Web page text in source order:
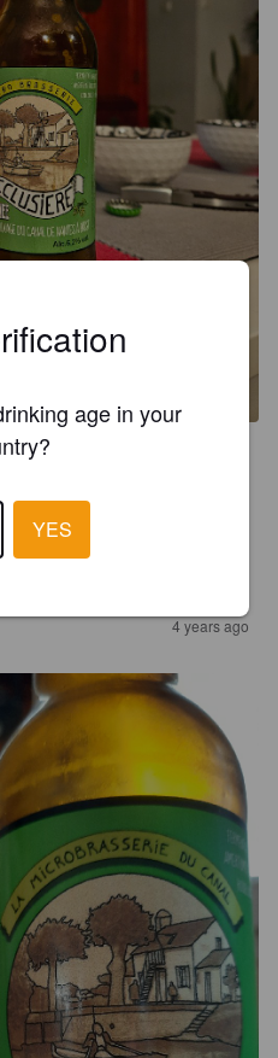
le houblon ressort,  légère
4 years ago
age in your
YES